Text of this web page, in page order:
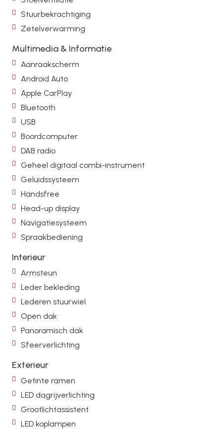
Stuurbekrachtiging
Zetelverwarming
Multimedia & Informatie
Aanraakscherm
Android Auto
Apple CarPlay
Bluetooth
USB
Boordcomputer
DAB radio
Geheel digitaal combi-instrument
Geluidssysteem
Handsfree
Head-up display
Navigatiesysteem
Spraakbediening
Interieur
Armsteun
Leder bekleding
Lederen stuurwiel
Open dak
Panoramisch dak
Sfeerverlichting
Exterieur
Getinte ramen
LED dagrijverlichting
Grootlichtassistent
LED koplampen